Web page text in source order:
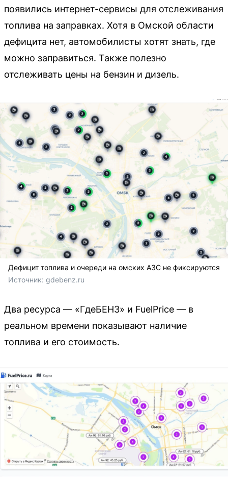
появились интернет-сервисы для отслеживания
топлива на заправках. Хотя в Омской области
дефицита нет, автомобилисты хотят знать, где
можно заправиться. Также полезно
отслеживать цены на бензин и дизель.
Дефицит топлива и очереди на омских АЗС не фиксируются
Источник: gdebenz.ru
Два ресурса — «ГдеБЕНЗ» и FuelPrice — в
реальном времени показывают наличие
топлива и его стоимость.